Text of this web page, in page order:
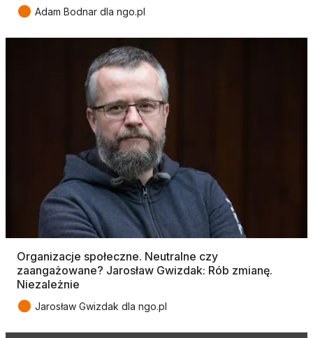
● Adam Bodnar dla ngo.pl
Organizacje społeczne. Neutralne czy
zaangażowane? Jarosław Gwizdak: Rób zmianę.
Niezależnie
● Jarosław Gwizdak dla ngo.pl